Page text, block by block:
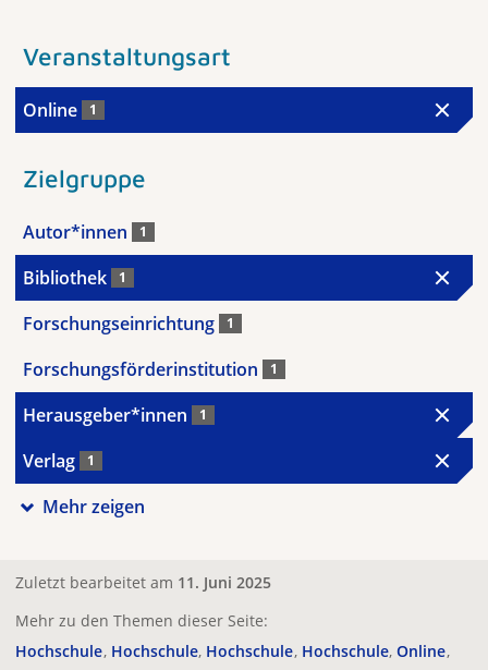
Veranstaltungsart
Online 1
Zielgruppe
Autor*innen 1
Bibliothek 1
Forschungseinrichtung 1
Forschungsförderinstitution 1
Herausgeber*innen 1
Verlag 1
Mehr zeigen
Zuletzt bearbeitet am 11. Juni 2025
Mehr zu den Themen dieser Seite:
Hochschule Hochschule Hochschule Hochschule Online